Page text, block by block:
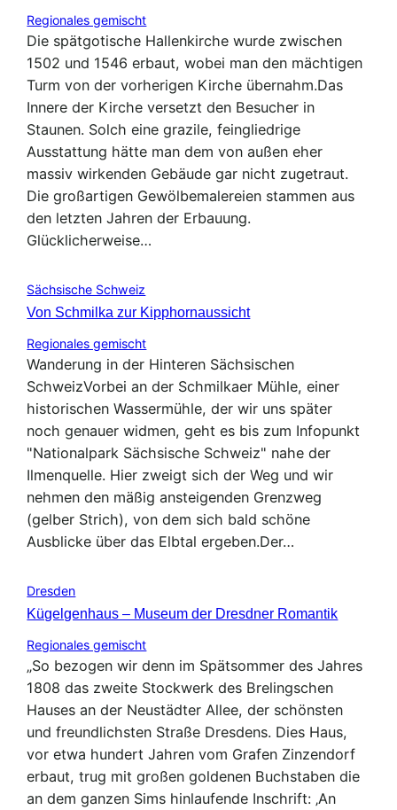
Regionales gemischt
Die spätgotische Hallenkirche wurde zwischen
1502 und 1546 erbaut, wobei man den mächtigen
Turm von der vorherigen Kirche übernahm.Das
Innere der Kirche versetzt den Besucher in
Staunen. Solch eine grazile, feingliedrige
Ausstattung hätte man dem von außen eher
massiv wirkenden Gebäude gar nicht zugetraut.
Die großartigen Gewölbemalereien stammen aus
den letzten Jahren der Erbauung.
Glücklicherweise…
Sächsische Schweiz
Von Schmilka zur Kipphornaussicht
Regionales gemischt
Wanderung in der Hinteren Sächsischen
SchweizVorbei an der Schmilkaer Mühle, einer
historischen Wassermühle, der wir uns später
noch genauer widmen, geht es bis zum Infopunkt
"Nationalpark Sächsische Schweiz" nahe der
Ilmenquelle. Hier zweigt sich der Weg und wir
nehmen den mäßig ansteigenden Grenzweg
(gelber Strich), von dem sich bald schöne
Ausblicke über das Elbtal ergeben.Der…
Dresden
Kügelgenhaus – Museum der Dresdner Romantik
Regionales gemischt
„So bezogen wir denn im Spätsommer des Jahres
1808 das zweite Stockwerk des Brelingschen
Hauses an der Neustädter Allee, der schönsten
und freundlichsten Straße Dresdens. Dies Haus,
vor etwa hundert Jahren vom Grafen Zinzendorf
erbaut, trug mit großen goldenen Buchstaben die
an dem ganzen Sims hinlaufende Inschrift: ‚An